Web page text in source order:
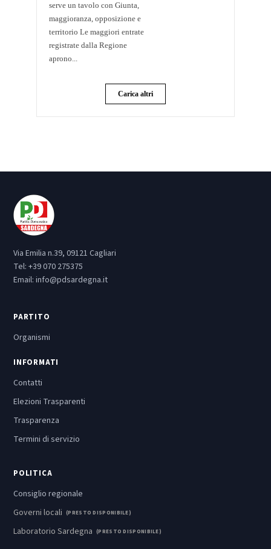
serve un tavolo con Giunta,
maggioranza, opposizione e
territorio Le maggiori entrate
registrate dalla Regione
aprono...
Carica altri
Via Emilia n.39, 09121 Cagliari
Tel: +39 070 275375
Email: info@pdsardegna.it
PARTITO
Organismi
INFORMATI
Contatti
Elezioni Trasparenti
Trasparenza
Termini di servizio
POLITICA
Consiglio regionale
Governi locali (PRESTO DISPONIBILE)
Laboratorio Sardegna (PRESTO DISPONIBILE)